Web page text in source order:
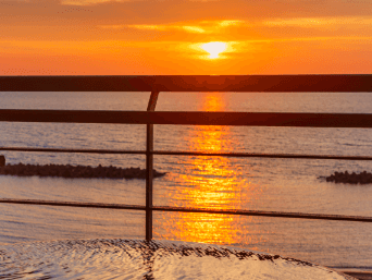
お湯で体が
い師さんと
ぐしてみま